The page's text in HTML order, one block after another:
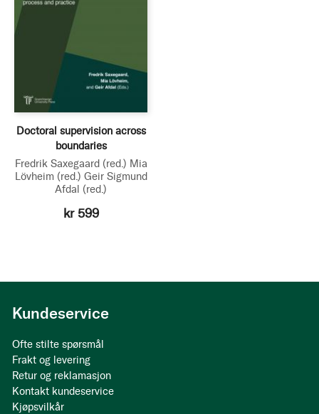
Doctoral supervision across
boundaries
Fredrik Saxegaard (red.) Mia
Lövheim (red.) Geir Sigmund
Afdal (red.)
kr 599
Kundeservice
Ofte stilte spørsmål
Frakt og levering
Retur og reklamasjon
Kontakt kundeservice
Kjøpsvilkår